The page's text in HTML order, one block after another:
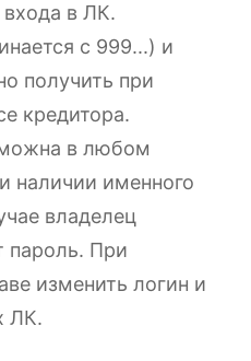
в ЛК.
с 999...) и
получить при
кредитора.
в любом
наличии именного
владелец
пароль. При
изменить логин и
ЛК.